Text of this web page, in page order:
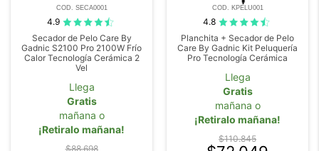
COD. SECA0001
4.9
Secador de Pelo Care By
Gadnic S2100 Pro 2100W Frío
Calor Tecnología Cerámica 2
Vel
Llega
Gratis
mañana o
¡Retiralo mañana!
$88.698
COD. KPELU001
4.8
Planchita + Secador de Pelo
Care By Gadnic Kit Peluquería
Pro Tecnología Cerámica
Llega
Gratis
mañana o
¡Retiralo mañana!
$110.845